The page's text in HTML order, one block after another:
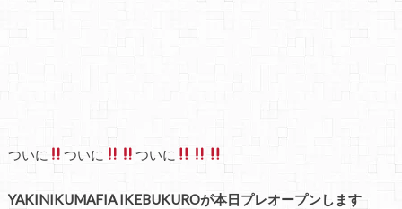
ついに ついに ついに
YAKINIKUMAFIA IKEBUKUROが本日プレオープンします